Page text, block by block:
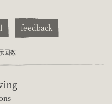
feedback
回数